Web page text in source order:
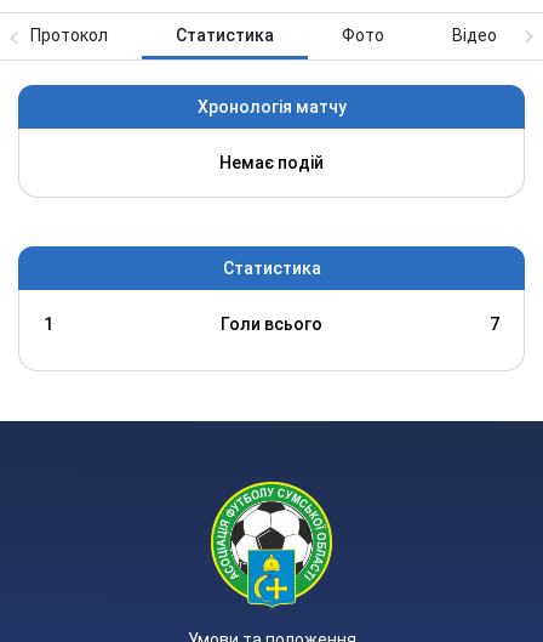
Протокол Статистика Фото Відео
Хронологія матчу
Немає подій
Статистика
1 Голи всього 7